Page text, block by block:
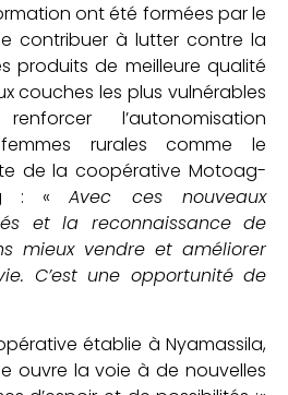
ont été formées par le
contribuer à lutter contre la
produits de meilleure qualité
couches les plus vulnérables
l’autonomisation
rurales comme le
de la coopérative Motoag-
: «Avec ces nouveaux
et la reconnaissance de
mieux vendre et améliorer
C’est une opportunité de
établie à Nyamassila,
ouvre la voie à de nouvelles